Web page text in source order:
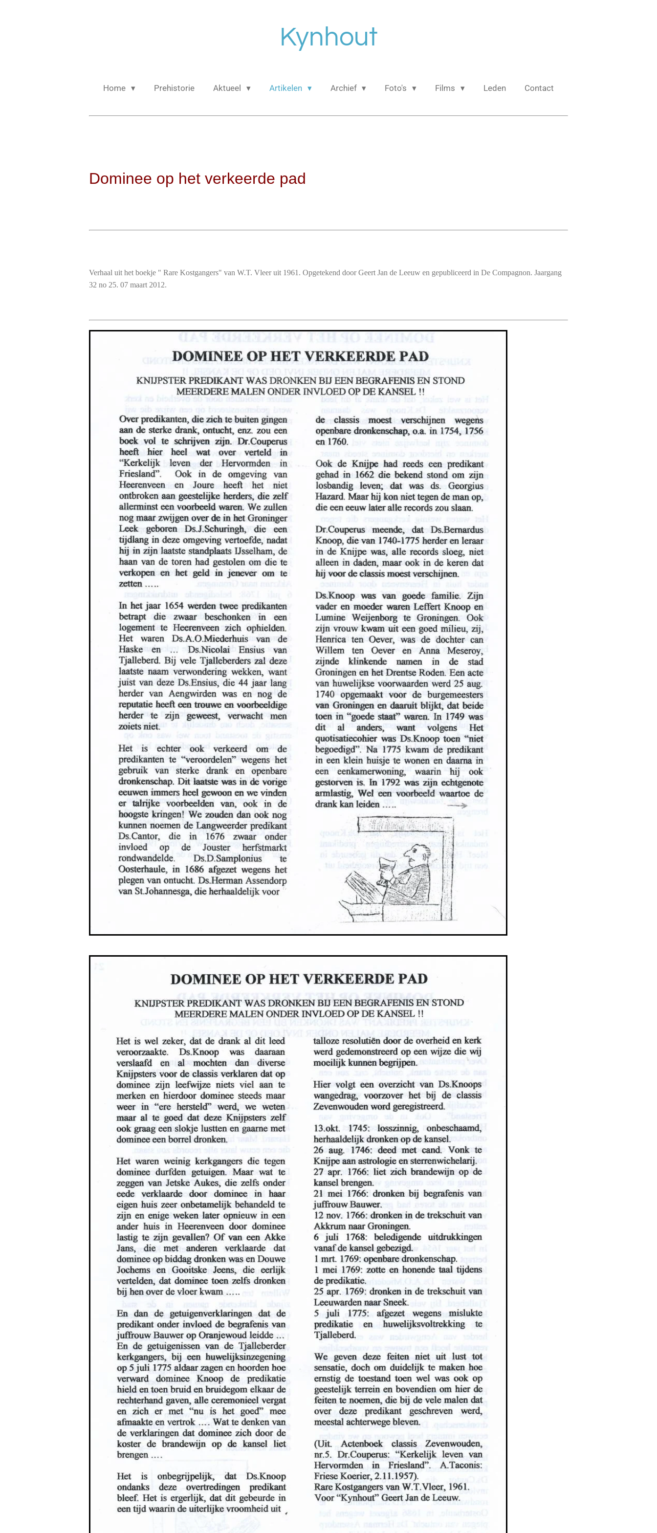
Kynhout
Home Prehistorie Aktueel Artikelen Archief Foto's Films Leden Contact
Dominee op het verkeerde pad
Verhaal uit het boekje " Rare Kostgangers" van W.T. Vleer uit 1961. Opgetekend door Geert Jan de Leeuw en gepubliceerd in De Compagnon. Jaargang
32 no 25. 07 maart 2012.